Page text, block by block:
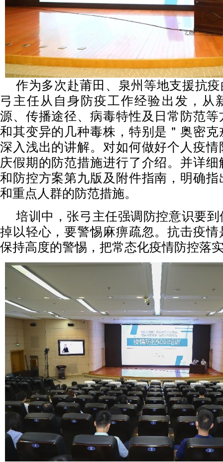
作为多次赴莆田、泉州等地支援抗疫
弓主任从自身防疫工作经验出发，从
源、传播途径、病毒特性及日常防范
和其变异的几种毒株，特别是＂奥密
深入浅出的讲解。对如何做好个人疫
庆假期的防范措施进行了介绍。并详
和防控方案第九版及附件指南，明确
和重点人群的防范措施。
培训中，张弓主任强调防控意识要
掉以轻心，要警惕麻痹疏忽。抗击疫
保持高度的警惕，把常态化疫情防控落